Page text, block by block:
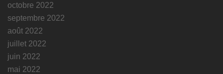
octobre 2022
septembre 2022
août 2022
juillet 2022
juin 2022
mai 2022